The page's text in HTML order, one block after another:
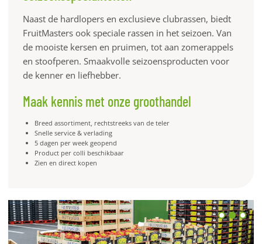
Naast de hardlopers en exclusieve clubrassen, biedt
FruitMasters ook speciale rassen in het seizoen. Van
de mooiste kersen en pruimen, tot aan zomerappels
en stoofperen. Smaakvolle seizoensproducten voor
de kenner en liefhebber.
Maak kennis met onze groothandel
Breed assortiment, rechtstreeks van de teler
Snelle service & verlading
5 dagen per week geopend
Product per colli beschikbaar
Zien en direct kopen